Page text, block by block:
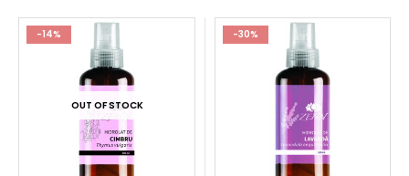
-14%
OUT OF STOCK
-30%